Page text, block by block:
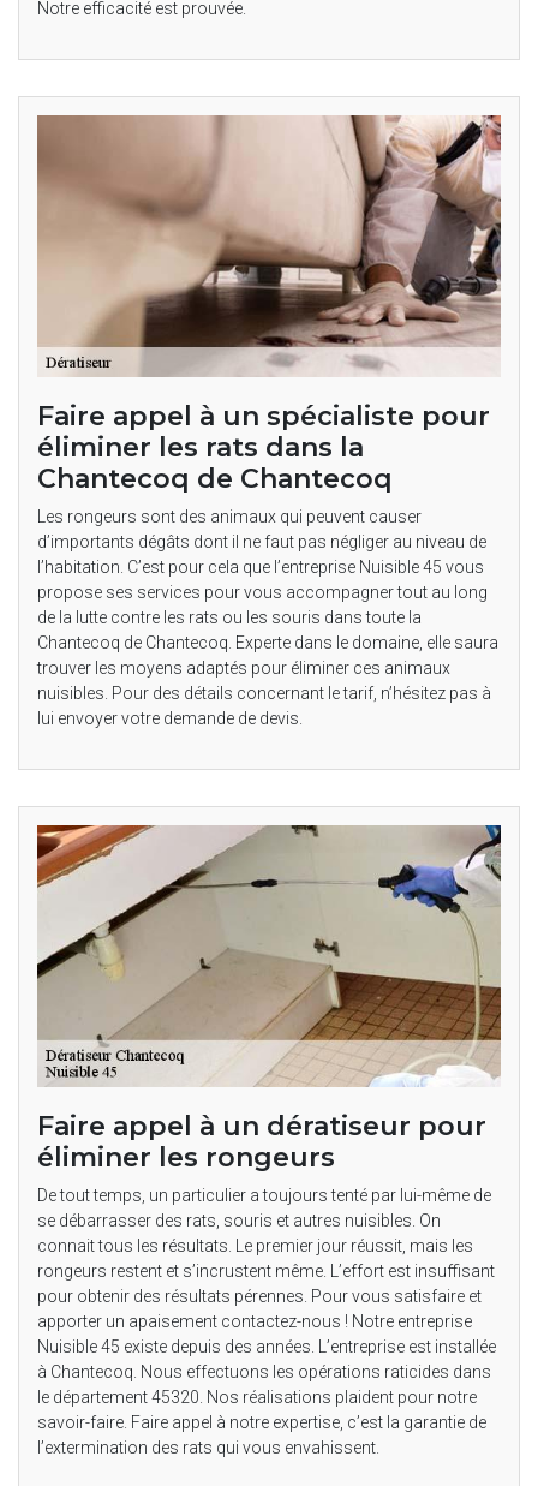
Notre efficacité est prouvée.
Faire appel à un spécialiste pour
éliminer les rats dans la
Chantecoq de Chantecoq
Les rongeurs sont des animaux qui peuvent causer
d’importants dégâts dont il ne faut pas négliger au niveau de
l’habitation. C’est pour cela que l’entreprise Nuisible 45 vous
propose ses services pour vous accompagner tout au long
de la lutte contre les rats ou les souris dans toute la
Chantecoq de Chantecoq. Experte dans le domaine, elle saura
trouver les moyens adaptés pour éliminer ces animaux
nuisibles. Pour des détails concernant le tarif, n’hésitez pas à
lui envoyer votre demande de devis.
Faire appel à un dératiseur pour
éliminer les rongeurs
De tout temps, un particulier a toujours tenté par lui-même de
se débarrasser des rats, souris et autres nuisibles. On
connait tous les résultats. Le premier jour réussit, mais les
rongeurs restent et s’incrustent même. L’effort est insuffisant
pour obtenir des résultats pérennes. Pour vous satisfaire et
apporter un apaisement contactez-nous ! Notre entreprise
Nuisible 45 existe depuis des années. L’entreprise est installée
à Chantecoq. Nous effectuons les opérations raticides dans
le département 45320. Nos réalisations plaident pour notre
savoir-faire. Faire appel à notre expertise, c’est la garantie de
l’extermination des rats qui vous envahissent.